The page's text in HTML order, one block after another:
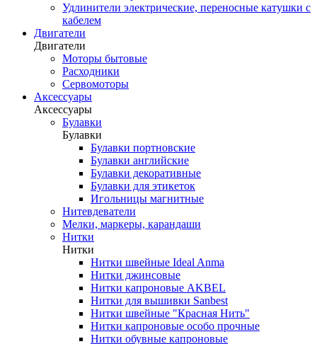
Удлинители электрические, переносные катушки с
кабелем
Двигатели
Двигатели
Моторы бытовые
Расходники
Сервомоторы
Аксессуары
Аксессуары
Булавки
Булавки
Булавки портновские
Булавки английские
Булавки декоративные
Булавки для этикеток
Игольницы магнитные
Нитевдеватели
Мелки, маркеры, карандаши
Нитки
Нитки
Нитки швейные Ideal Anma
Нитки джинсовые
Нитки капроновые AKBEL
Нитки для вышивки Sanbest
Нитки швейные "Красная Нить"
Нитки капроновые особо прочные
Нитки обувные капроновые